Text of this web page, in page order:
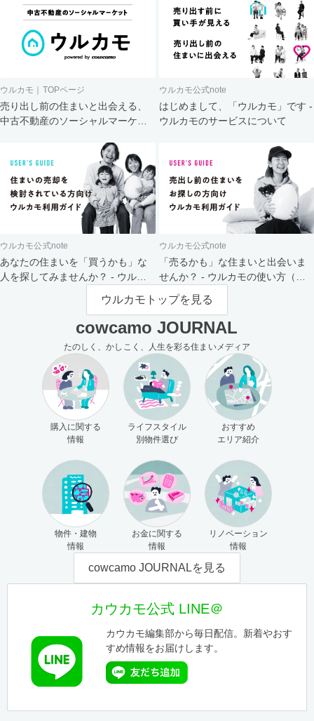
ウルカモ｜TOPページ
売り出し前の住まいと出会える、
中古不動産のソーシャルマーケッ
ウルカモ公式note
はじめまして、「ウルカモ」です -
ウルカモのサービスについて
ウルカモ公式note
あなたの住まいを「買うかも」な
人を探してみませんか？ - ウルカ
ウルカモ公式note
「売るかも」な住まいと出会いま
せんか？ - ウルカモの使い方（買
主さま向け）
ウルカモトップを見る
cowcamo JOURNAL
たのしく、かしこく、人生を彩る住まいメディア
購入に関する
情報
ライフスタイル
別物件選び
おすすめ
エリア紹介
物件・建物
情報
お金に関する
情報
リノベーション
情報
cowcamo JOURNALを見る
カウカモ公式 LINE＠
カウカモ編集部から毎日配信。新着やおす
すめ情報をお届けします。